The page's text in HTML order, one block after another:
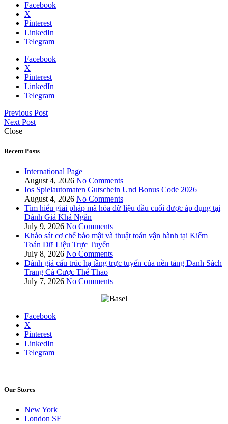
Facebook
X
Pinterest
LinkedIn
Telegram
Facebook
X
Pinterest
LinkedIn
Telegram
Previous Post
Next Post
Close
Recent Posts
International Page
August 4, 2026 No Comments
Ios Spielautomaten Gutschein Und Bonus Code 2026
August 4, 2026 No Comments
Tìm hiểu giải pháp mã hóa dữ liệu đầu cuối được áp dụng tại
Đánh Giá Khả Ngân
July 9, 2026 No Comments
Khảo sát cơ chế bảo mật và thuật toán vận hành tại Kiểm
Toán Dữ Liệu Trực Tuyến
July 8, 2026 No Comments
Đánh giá cấu trúc hạ tầng trực tuyến của nền tảng Danh Sách
Trang Cá Cược Thể Thao
July 7, 2026 No Comments
Facebook
X
Pinterest
LinkedIn
Telegram
Our Stores
New York
London SF